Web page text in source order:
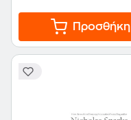
Προσθήκη